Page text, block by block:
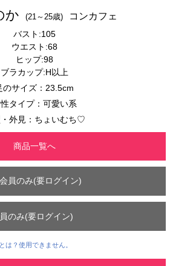
か (21～25歳) コンカフェ
バスト:105
ウエスト:68
ヒップ:98
ブラカップ:H以上
のサイズ：23.5cm
タイプ：可愛い系
外見：ちょいむち♡
商品一覧へ
員のみ(要ログイン)
のみ(要ログイン)
は？使用できません。